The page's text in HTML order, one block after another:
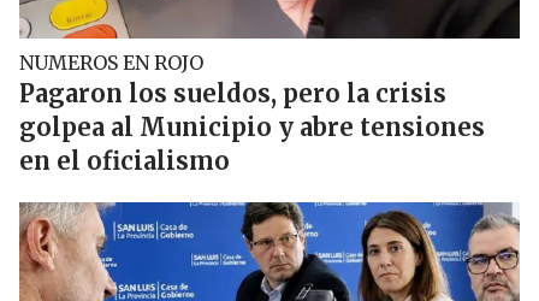
NUMEROS EN ROJO
Pagaron los sueldos, pero la crisis
golpea al Municipio y abre tensiones
en el oficialismo